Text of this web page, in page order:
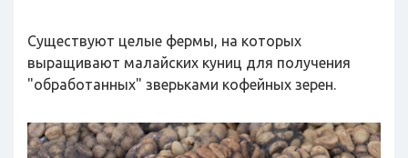
Существуют целые фермы, на которых
выращивают малайских куниц для получения
"обработанных" зверьками кофейных зерен.